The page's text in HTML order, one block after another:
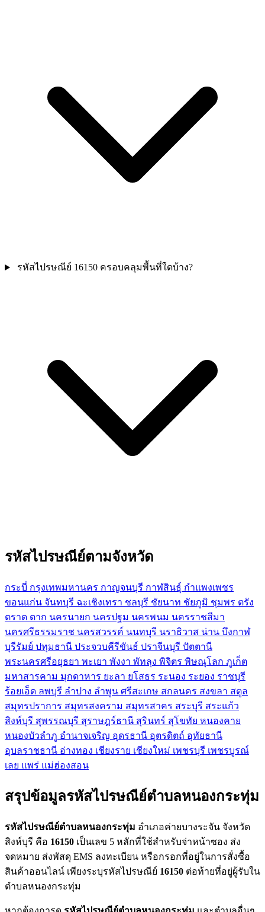
รหัสไปรษณีย์ 16150 ครอบคลุมพื้นที่ใดบ้าง?
รหัสไปรษณีย์ตามจังหวัด
กระบี่ กรุงเทพมหานคร กาญจนบุรี กาฬสินธุ์ กำแพงเพชร
ขอนแก่น จันทบุรี ฉะเชิงเทรา ชลบุรี ชัยนาท ชัยภูมิ ชุมพร ตรัง
ตราด ตาก นครนายก นครปฐม นครพนม นครราชสีมา
นครศรีธรรมราช นครสวรรค์ นนทบุรี นราธิวาส น่าน บึงกาฬ
บุรีรัมย์ ปทุมธานี ประจวบคีรีขันธ์ ปราจีนบุรี ปัตตานี
พระนครศรีอยุธยา พะเยา พังงา พัทลุง พิจิตร พิษณุโลก ภูเก็ต
มหาสารคาม มุกดาหาร ยะลา ยโสธร ระนอง ระยอง ราชบุรี
ร้อยเอ็ด ลพบุรี ลำปาง ลำพูน ศรีสะเกษ สกลนคร สงขลา สตูล
สมุทรปราการ สมุทรสงคราม สมุทรสาคร สระบุรี สระแก้ว
สิงห์บุรี สุพรรณบุรี สุราษฎร์ธานี สุรินทร์ สุโขทัย หนองคาย
หนองบัวลำภู อำนาจเจริญ อุดรธานี อุตรดิตถ์ อุทัยธานี
อุบลราชธานี อ่างทอง เชียงราย เชียงใหม่ เพชรบุรี เพชรบูรณ์
เลย แพร่ แม่ฮ่องสอน
สรุปข้อมูลรหัสไปรษณีย์ตำบลหนองกระทุ่ม
รหัสไปรษณีย์ตำบลหนองกระทุ่ม อำเภอค่ายบางระจัน จังหวัด
สิงห์บุรี คือ 16150 เป็นเลข 5 หลักที่ใช้สำหรับจ่าหน้าซอง ส่ง
จดหมาย ส่งพัสดุ EMS ลงทะเบียน หรือกรอกที่อยู่ในการสั่งซื้อ
สินค้าออนไลน์ เพียงระบุรหัสไปรษณีย์ 16150 ต่อท้ายที่อยู่ผู้รับใน
ตำบลหนองกระทุ่ม